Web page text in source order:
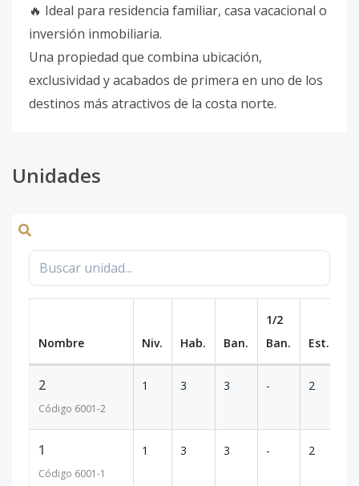
🔥 Ideal para residencia familiar, casa vacacional o
inversión inmobiliaria.
Una propiedad que combina ubicación,
exclusividad y acabados de primera en uno de los
destinos más atractivos de la costa norte.
Unidades
Nombre Niv. Hab. Ban.
1/2
Ban.
Est.
2
Código 6001-2
1 3 3 - 2
1
Código 6001-1
1 3 3 - 2